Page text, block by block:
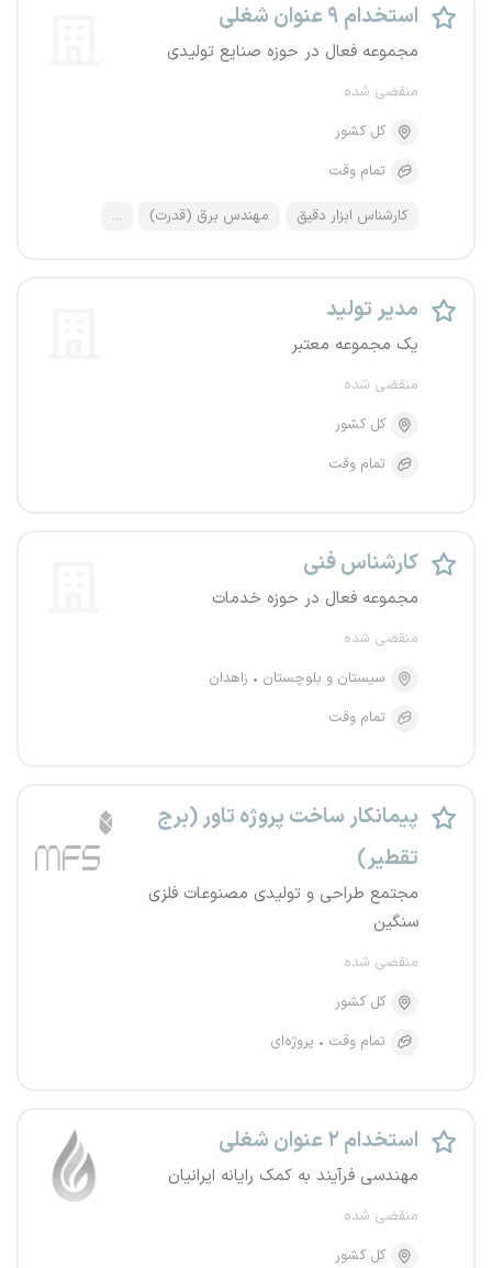
استخدام ۹ عنوان شغلی
مجموعه فعال در حوزه صنایع تولیدی
منقضی شده
کل کشور
تمام وقت
کارشناس ابزار دقیق مهندس برق (قدرت) ...
مدیر تولید
یک مجموعه معتبر
منقضی شده
کل کشور
تمام وقت
کارشناس فنی
مجموعه فعال در حوزه خدمات
منقضی شده
سیستان و بلوچستان
زاهدان
تمام وقت
پیمانکار ساخت پروژه تاور (برج
تقطیر)
مجتمع طراحی و تولیدی مصنوعات فلزی
سنگین
منقضی شده
کل کشور
تمام وقت
پروژه‌ای
استخدام ۲ عنوان شغلی
مهندسی فرآیند به کمک رایانه ایرانیان
منقضی شده
کل کشور